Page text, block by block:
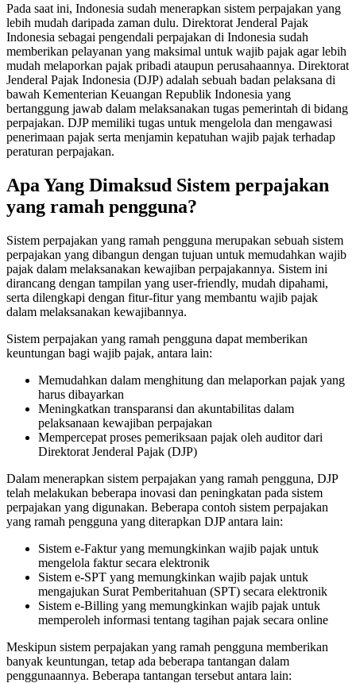
Pada saat ini, Indonesia sudah menerapkan sistem perpajakan yang
lebih mudah daripada zaman dulu. Direktorat Jenderal Pajak
Indonesia sebagai pengendali perpajakan di Indonesia sudah
memberikan pelayanan yang maksimal untuk wajib pajak agar lebih
mudah melaporkan pajak pribadi ataupun perusahaannya. Direktorat
Jenderal Pajak Indonesia (DJP) adalah sebuah badan pelaksana di
bawah Kementerian Keuangan Republik Indonesia yang
bertanggung jawab dalam melaksanakan tugas pemerintah di bidang
perpajakan. DJP memiliki tugas untuk mengelola dan mengawasi
penerimaan pajak serta menjamin kepatuhan wajib pajak terhadap
peraturan perpajakan.
Apa Yang Dimaksud Sistem perpajakan
yang ramah pengguna?
Sistem perpajakan yang ramah pengguna merupakan sebuah sistem
perpajakan yang dibangun dengan tujuan untuk memudahkan wajib
pajak dalam melaksanakan kewajiban perpajakannya. Sistem ini
dirancang dengan tampilan yang user-friendly, mudah dipahami,
serta dilengkapi dengan fitur-fitur yang membantu wajib pajak
dalam melaksanakan kewajibannya.
Sistem perpajakan yang ramah pengguna dapat memberikan
keuntungan bagi wajib pajak, antara lain:
Memudahkan dalam menghitung dan melaporkan pajak yang
harus dibayarkan
Meningkatkan transparansi dan akuntabilitas dalam
pelaksanaan kewajiban perpajakan
Mempercepat proses pemeriksaan pajak oleh auditor dari
Direktorat Jenderal Pajak (DJP)
Dalam menerapkan sistem perpajakan yang ramah pengguna, DJP
telah melakukan beberapa inovasi dan peningkatan pada sistem
perpajakan yang digunakan. Beberapa contoh sistem perpajakan
yang ramah pengguna yang diterapkan DJP antara lain:
Sistem e-Faktur yang memungkinkan wajib pajak untuk
mengelola faktur secara elektronik
Sistem e-SPT yang memungkinkan wajib pajak untuk
mengajukan Surat Pemberitahuan (SPT) secara elektronik
Sistem e-Billing yang memungkinkan wajib pajak untuk
memperoleh informasi tentang tagihan pajak secara online
Meskipun sistem perpajakan yang ramah pengguna memberikan
banyak keuntungan, tetap ada beberapa tantangan dalam
penggunaannya. Beberapa tantangan tersebut antara lain: